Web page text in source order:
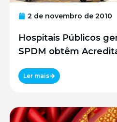
2 de novembro de 2010
Hospitais Públicos
SPDM obtêm
Ler mais